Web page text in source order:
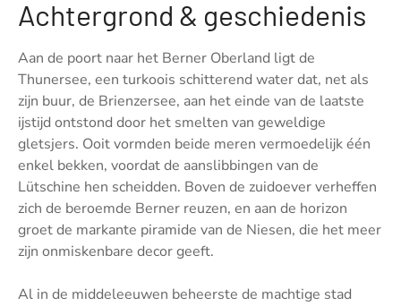
Achtergrond & geschiedenis
Aan de poort naar het Berner Oberland ligt de
Thunersee, een turkoois schitterend water dat, net als
zijn buur, de Brienzersee, aan het einde van de laatste
ijstijd ontstond door het smelten van geweldige
gletsjers. Ooit vormden beide meren vermoedelijk één
enkel bekken, voordat de aanslibbingen van de
Lütschine hen scheidden. Boven de zuidoever verheffen
zich de beroemde Berner reuzen, en aan de horizon
groet de markante piramide van de Niesen, die het meer
zijn onmiskenbare decor geeft.
Al in de middeleeuwen beheerste de machtige stad